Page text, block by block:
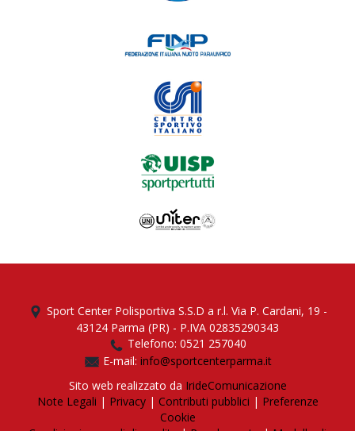
Sport Center Polisportiva S.S.D a r.l. Via P. Cardani, 19 -
43124 Parma (PR) - P.IVA 02835290343
Telefono: 0521 257040
E-mail: info@sportcenterparma.it
Sito web realizzato da IrideComunicazione
Note Legali | Privacy| Contributi pubblici | Preferenze
Cookie